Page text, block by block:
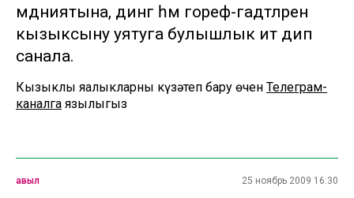
мәдәниятына, дингә һәм гореф-гадәтләренә
кызыксыну уятуга булышлык итә дип
санала.
Кызыклы яңалыкларны күзәтеп бару өчен Телеграм-
каналга язылыгыз
авыл 25 ноябрь 2009 16:30